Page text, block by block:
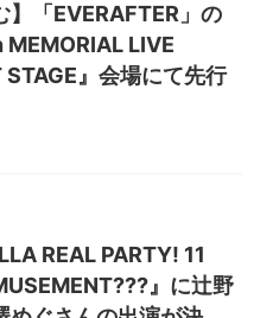
】「EVERAFTER」の
LIVE
STAGE』会場にて先行
REAL PARTY! 11
』に辻野